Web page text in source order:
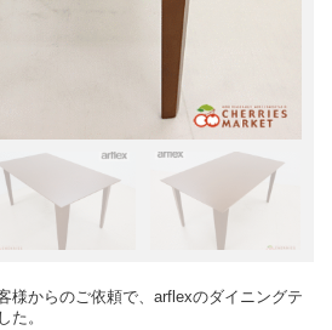
様からのご依頼で、arflexのダイニングテ
た。